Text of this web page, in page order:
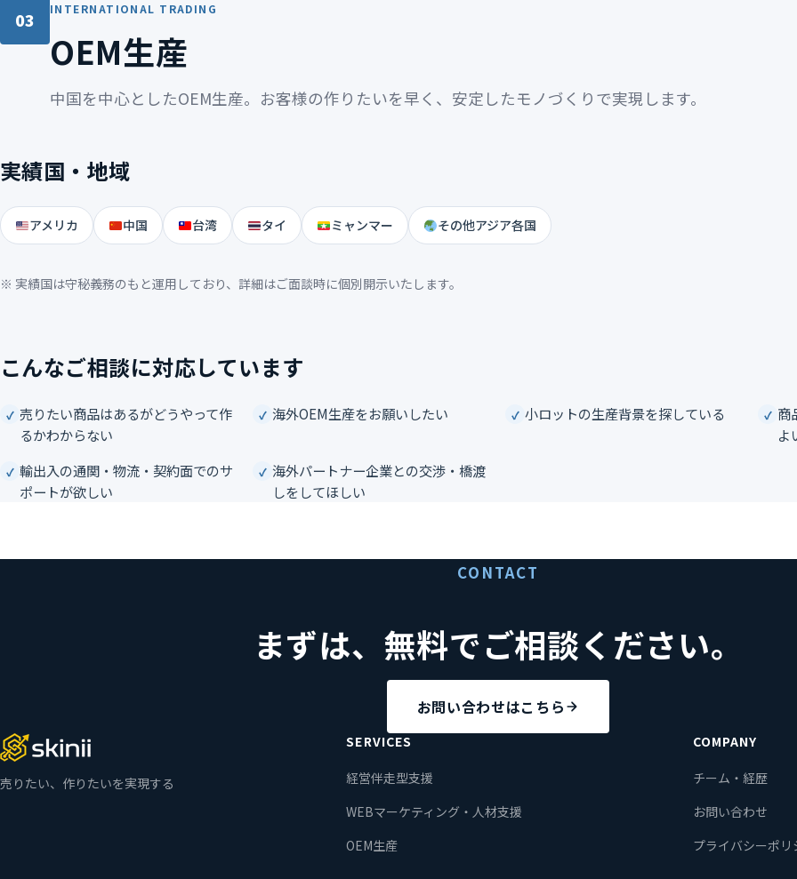
03 INTERNATIONAL TRADING
OEM生産
中国を中心としたOEM生産。お客様の作りたいを早く、安定したモノづくりで実現します。
実績国・地域
アメリカ 中国 台湾 タイ ミャンマー その他アジア各国
※ 実績国は守秘義務のもと運用しており、詳細はご面談時に個別開示いたします。
こんなご相談に対応しています
売りたい商品はあるがどうやって作
るかわからない
海外OEM生産をお願いしたい 小ロットの生産背景を探している
商
よ
輸出入の通関・物流・契約面でのサ
ポートが欲しい
海外パートナー企業との交渉・橋渡
しをしてほしい
CONTACT
まずは、無料でご相談ください。
お問い合わせはこちら
売りたい、作りたいを実現する
SERVICES
経営伴走型支援
WEBマーケティング・人材支援
OEM生産
COMPANY
チーム・経歴
お問い合わせ
プライバシーポリ